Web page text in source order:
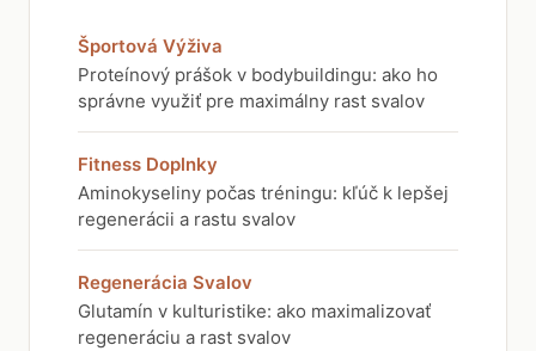
Športová Výživa
Proteínový prášok v bodybuildingu: ako ho
správne využiť pre maximálny rast svalov
Fitness Doplnky
Aminokyseliny počas tréningu: kľúč k lepšej
regenerácii a rastu svalov
Regenerácia Svalov
Glutamín v kulturistike: ako maximalizovať
regeneráciu a rast svalov